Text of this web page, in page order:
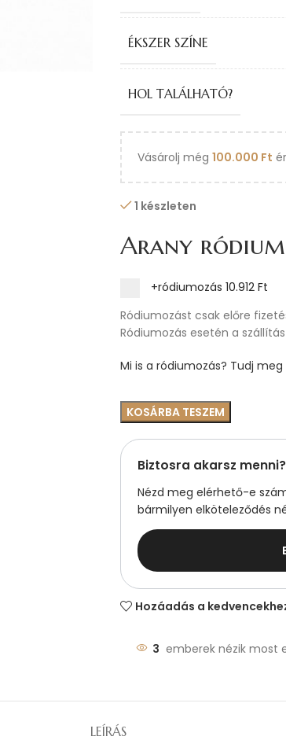
ÉKSZER SZÍNE
HOL TALÁLHATÓ?
Vásárolj még 100.000 Ft
1 készleten
Arany
+ródiumozás 10.912 Ft
Ródiumozást csak előre
Ródiumozás esetén a
Mi is a ródiumozás? Tudj
KOSÁRBA TESZEM
Biztosra akarsz menni?
Nézd meg elérhető-e
bármilyen elköteleződés
Hozáadás a
3 emberek nézik most
LEÍRÁS